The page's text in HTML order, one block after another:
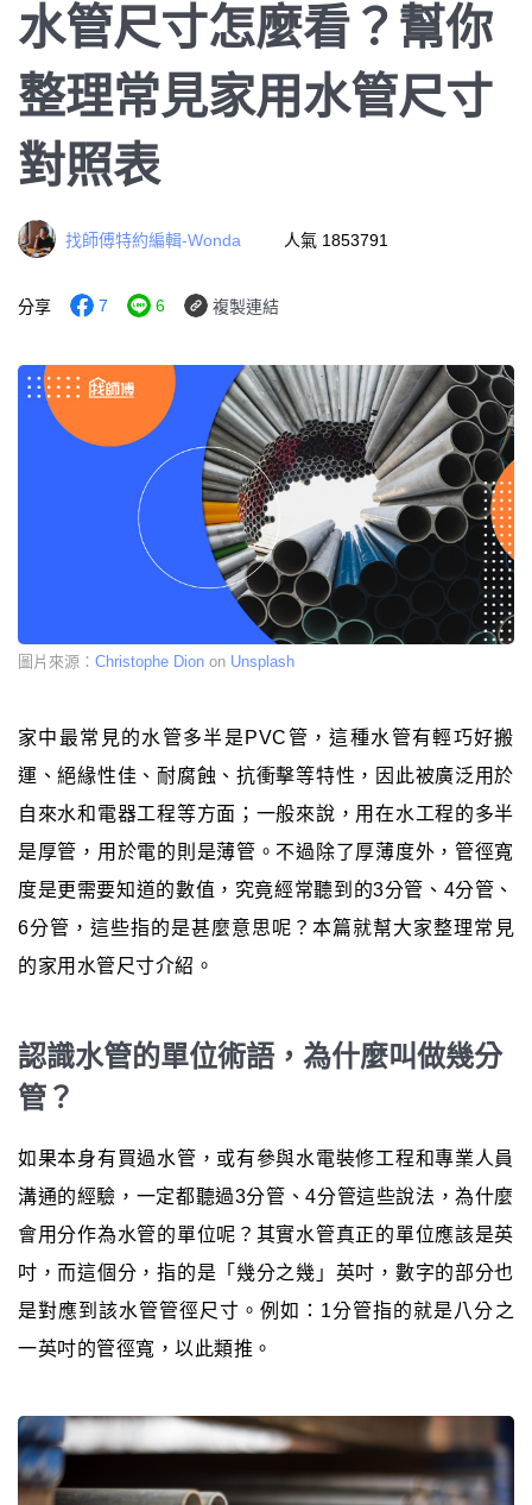
水管尺寸怎麼看？幫你
整理常見家用水管尺寸
對照表
找師傅特約編輯-Wonda 人氣 1853791
分享 7 6 複製連結
圖片來源： Christophe Dion on Unsplash
家中最常見的水管多半是PVC管，這種水管有輕巧好搬
運、絕緣性佳、耐腐蝕、抗衝擊等特性，因此被廣泛用於
自來水和電器工程等方面；一般來說，用在水工程的多半
是厚管，用於電的則是薄管。不過除了厚薄度外，管徑寬
度是更需要知道的數值，究竟經常聽到的3分管、4分管、
6分管，這些指的是甚麼意思呢？本篇就幫大家整理常見
的家用水管尺寸介紹。
認識水管的單位術語，為什麼叫做幾分
管？
如果本身有買過水管，或有參與水電裝修工程和專業人員
溝通的經驗，一定都聽過3分管、4分管這些說法，為什麼
會用分作為水管的單位呢？其實水管真正的單位應該是英
吋，而這個分，指的是「幾分之幾」英吋，數字的部分也
是對應到該水管管徑尺寸。例如：1分管指的就是八分之
一英吋的管徑寬，以此類推。